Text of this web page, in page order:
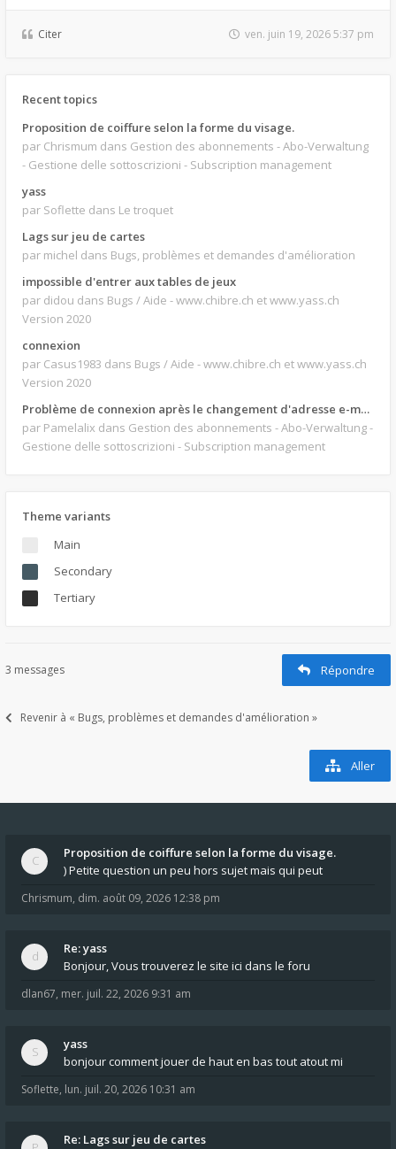
Citer ven. juin 19, 2026 5:37 pm
Recent topics
Proposition de coiffure selon la forme du visage.
par Chrismum dans Gestion des abonnements - Abo-Verwaltung
- Gestione delle sottoscrizioni - Subscription management
yass
par Soflette dans Le troquet
Lags sur jeu de cartes
par michel dans Bugs, problèmes et demandes d'amélioration
impossible d'entrer aux tables de jeux
par didou dans Bugs / Aide - www.chibre.ch et www.yass.ch
Version 2020
connexion
par Casus1983 dans Bugs / Aide - www.chibre.ch et www.yass.ch
Version 2020
Problème de connexion après le changement d'adresse e-mail.
par Pamelalix dans Gestion des abonnements - Abo-Verwaltung -
Gestione delle sottoscrizioni - Subscription management
Theme variants
Main
Secondary
Tertiary
3 messages Répondre
Revenir à « Bugs, problèmes et demandes d'amélioration »
Aller
Proposition de coiffure selon la forme du visage.
) Petite question un peu hors sujet mais qui peut
Chrismum, dim. août 09, 2026 12:38 pm
Re: yass
Bonjour, Vous trouverez le site ici dans le foru
dlan67, mer. juil. 22, 2026 9:31 am
yass
bonjour comment jouer de haut en bas tout atout mi
Soflette, lun. juil. 20, 2026 10:31 am
Re: Lags sur jeu de cartes